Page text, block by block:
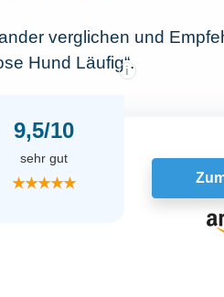
verglichen und
Hund Läufig“.
9,5/10
i
sehr gut
★★★★★